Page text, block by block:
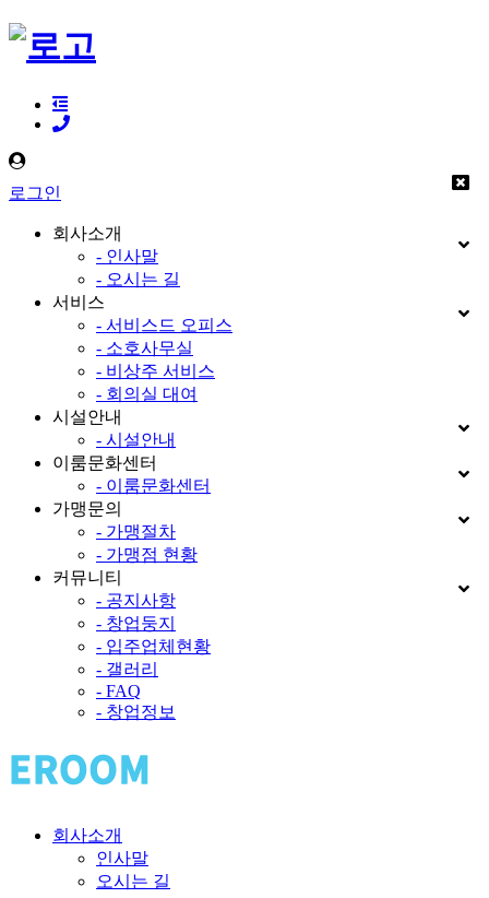
로그인
회사소개
- 인사말
- 오시는 길
서비스
- 서비스드 오피스
- 소호사무실
- 비상주 서비스
- 회의실 대여
시설안내
- 시설안내
이룸문화센터
- 이룸문화센터
가맹문의
- 가맹절차
- 가맹점 현황
커뮤니티
- 공지사항
- 창업둥지
- 입주업체현황
- 갤러리
- FAQ
- 창업정보
회사소개
인사말
오시는 길